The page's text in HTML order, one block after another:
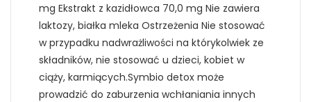
mg Ekstrakt z kazidłowca 70,0 mg Nie zawiera
laktozy, białka mleka Ostrzeżenia Nie stosować
w przypadku nadwrażliwości na którykolwiek ze
składników, nie stosować u dzieci, kobiet w
ciąży, karmiących.Symbio detox może
prowadzić do zaburzenia wchłaniania innych